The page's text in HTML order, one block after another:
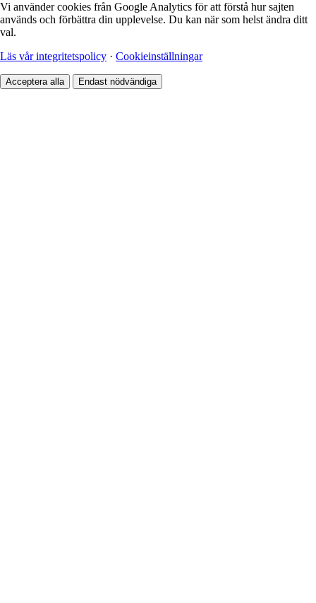
Vi använder cookies från Google Analytics för att förstå hur sajten
används och förbättra din upplevelse. Du kan när som helst ändra ditt
val.
Läs vår integritetspolicy · Cookieinställningar
Acceptera alla Endast nödvändiga